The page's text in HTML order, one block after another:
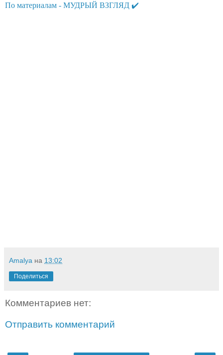
По материалам - МУДРЫЙ ВЗГЛЯД ✔️
Amalya на 13:02
Поделиться
Комментариев нет:
Отправить комментарий